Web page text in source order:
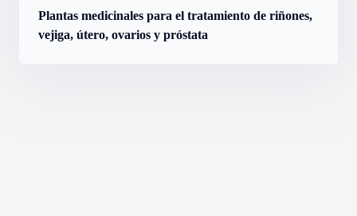
Plantas medicinales para el tratamiento de riñones,
vejiga, útero, ovarios y próstata